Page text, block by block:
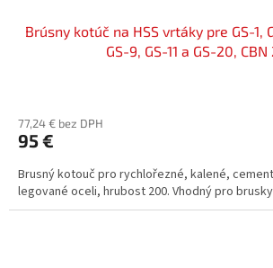
Brúsny kotúč na HSS vrtáky pre GS-1,
GS-9, GS-11 a GS-20,
77,24 € bez DPH
95 €
Brusný kotouč pro rychlořezné, kalené,
legované oceli, hrubost 200. Vhodný pro brusky